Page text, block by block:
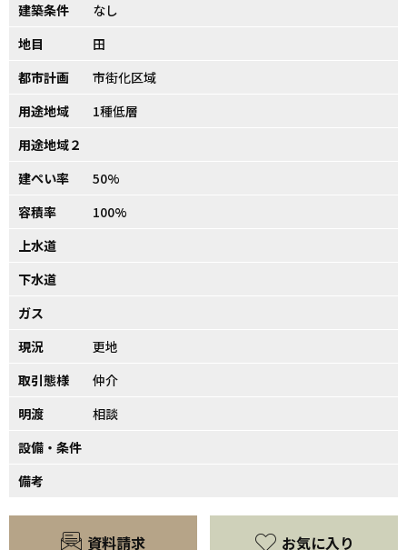
建築条件
なし
地目
田
都市計画
市街化区域
用途地域
1種低層
用途地域２
建ぺい率
50%
容積率
100%
上水道
下水道
ガス
現況
更地
取引態様
仲介
明渡
相談
設備・条件
備考
資料請求 お気に入り